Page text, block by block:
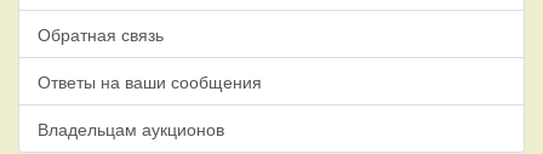
Обратная связь
Ответы на ваши сообщения
Владельцам аукционов